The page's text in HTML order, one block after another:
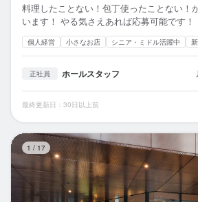
料理したことない！包丁使ったことない！
います！ やる気さえあれば応募可能です！
個人経営 小さなお店 シニア・ミドル活躍中
正社員 ホールスタッフ
最終更新日：30日以上前
1 / 17